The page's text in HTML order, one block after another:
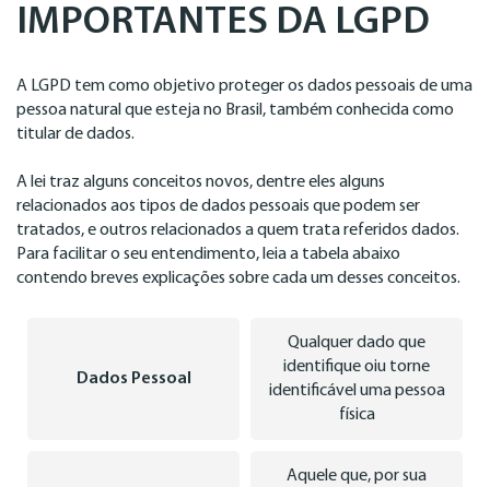
IMPORTANTES DA LGPD
A LGPD tem como objetivo proteger os dados pessoais de uma
pessoa natural que esteja no Brasil, também conhecida como
titular de dados.
A lei traz alguns conceitos novos, dentre eles alguns
relacionados aos tipos de dados pessoais que podem ser
tratados, e outros relacionados a quem trata referidos dados.
Para facilitar o seu entendimento, leia a tabela abaixo
contendo breves explicações sobre cada um desses conceitos.
Dados Pessoal
Qualquer dado que
identifique oiu torne
identificável uma pessoa
física
Aquele que, por sua